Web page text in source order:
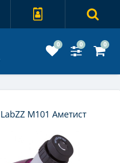
0 0 0
M101 Аметист